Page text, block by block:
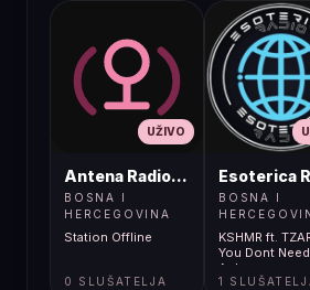
UŽIVO
Antena Radio, Jelah Tešanj
BOSNA I
HERCEGOVINA
Station Offline
0 SLUŠATELJA
Esoterica
BOSNA I
KSHMR ft.
You Dont
Ask
1